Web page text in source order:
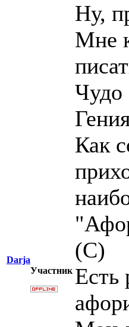
Darja
Участник
Ну,
Мне
Чудо
Как
(С)
Есть